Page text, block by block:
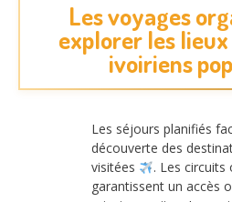
Les voyages
explorer les
ivoiriens
Les séjours planifiés
découverte des
visitées
. Les circuits
garantissent un accès